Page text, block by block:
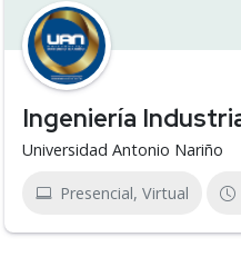
Ingeniería
Universidad Antonio Nariño
Presencial, Virtual